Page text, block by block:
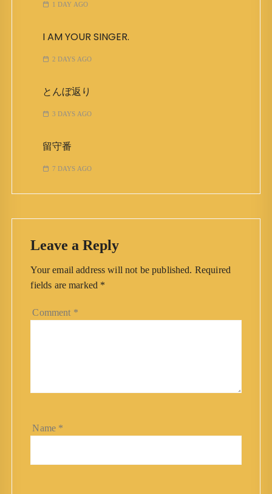
1 DAY AGO
I AM YOUR SINGER.
2 DAYS AGO
とんぼ返り
3 DAYS AGO
留守番
7 DAYS AGO
Leave a Reply
Your email address will not be published. Required
fields are marked *
Comment *
Name *